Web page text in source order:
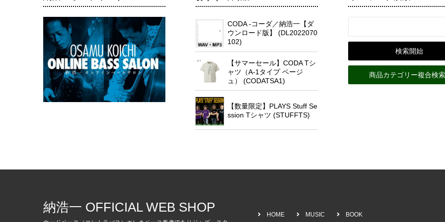
CODA -コーダ／納浩一【ダ
ウンロード版】 (DL2022070
102)
【サマーセール】CODA Tシ
ャツ（A-1タイプ ベージ
ュ） (CODATSA1)
【数量限定】PLAYS Stuff Se
ssion Tシャツ (STUFFTS)
商品カテゴリー複合検
納浩一 OFFICIAL WEB SHOP
HOME MUSIC BOOK